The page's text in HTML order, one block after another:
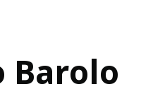
Barolo